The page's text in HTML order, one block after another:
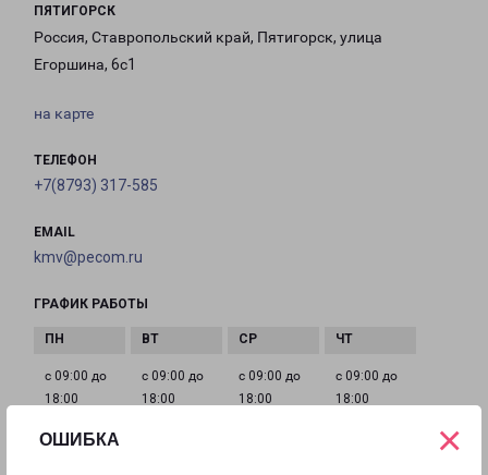
ОШИБКА ×
ПЯТИГОРСК
Россия, Ставропольский край, Пятигорск, улица
Егоршина, 6с1
на карте
ТЕЛЕФОН
+7(8793) 317-585
EMAIL
kmv@pecom.ru
ГРАФИК РАБОТЫ
с 09:00 до
18:00
с 09:00 до
18:00
с 09:00 до
18:00
с 09:00 до
18:00